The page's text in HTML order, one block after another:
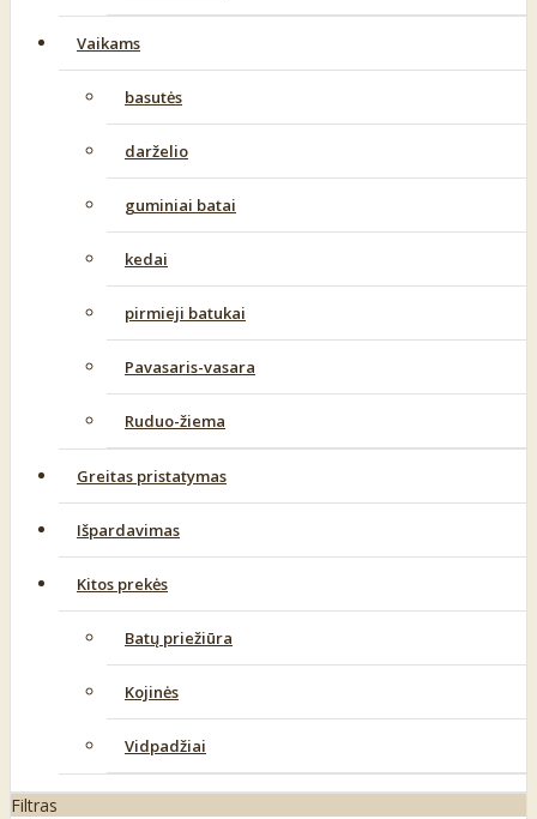
Vaikams
basutės
darželio
guminiai batai
kedai
pirmieji batukai
Pavasaris-vasara
Ruduo-žiema
Greitas pristatymas
Išpardavimas
Kitos prekės
Batų priežiūra
Kojinės
Vidpadžiai
Filtras